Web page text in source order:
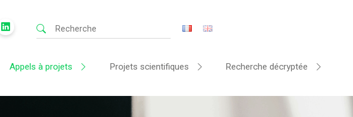
Appels à projets Projets scientifiques Recherche décryptée